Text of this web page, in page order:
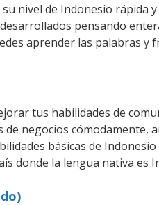
nivel de Indonesio rápida
pensando
aprender las palabras y
tus habilidades de
negocios cómodamente,
básicas de
donde la lengua nativa es